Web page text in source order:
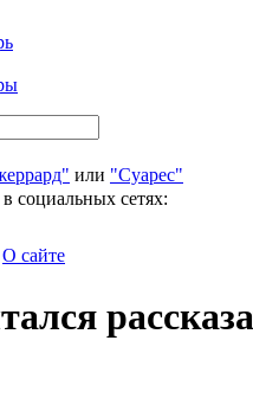
или "Суарес"
социальных сетях:
О сайте